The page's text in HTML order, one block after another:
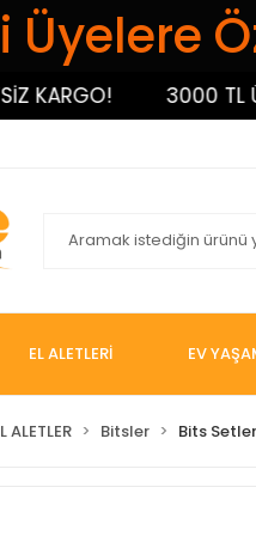
Üyelere
3000 TL
EL ALETLERİ EV
ALETLER Bitsler Bits